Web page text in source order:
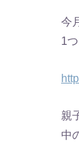
今
1
親
中